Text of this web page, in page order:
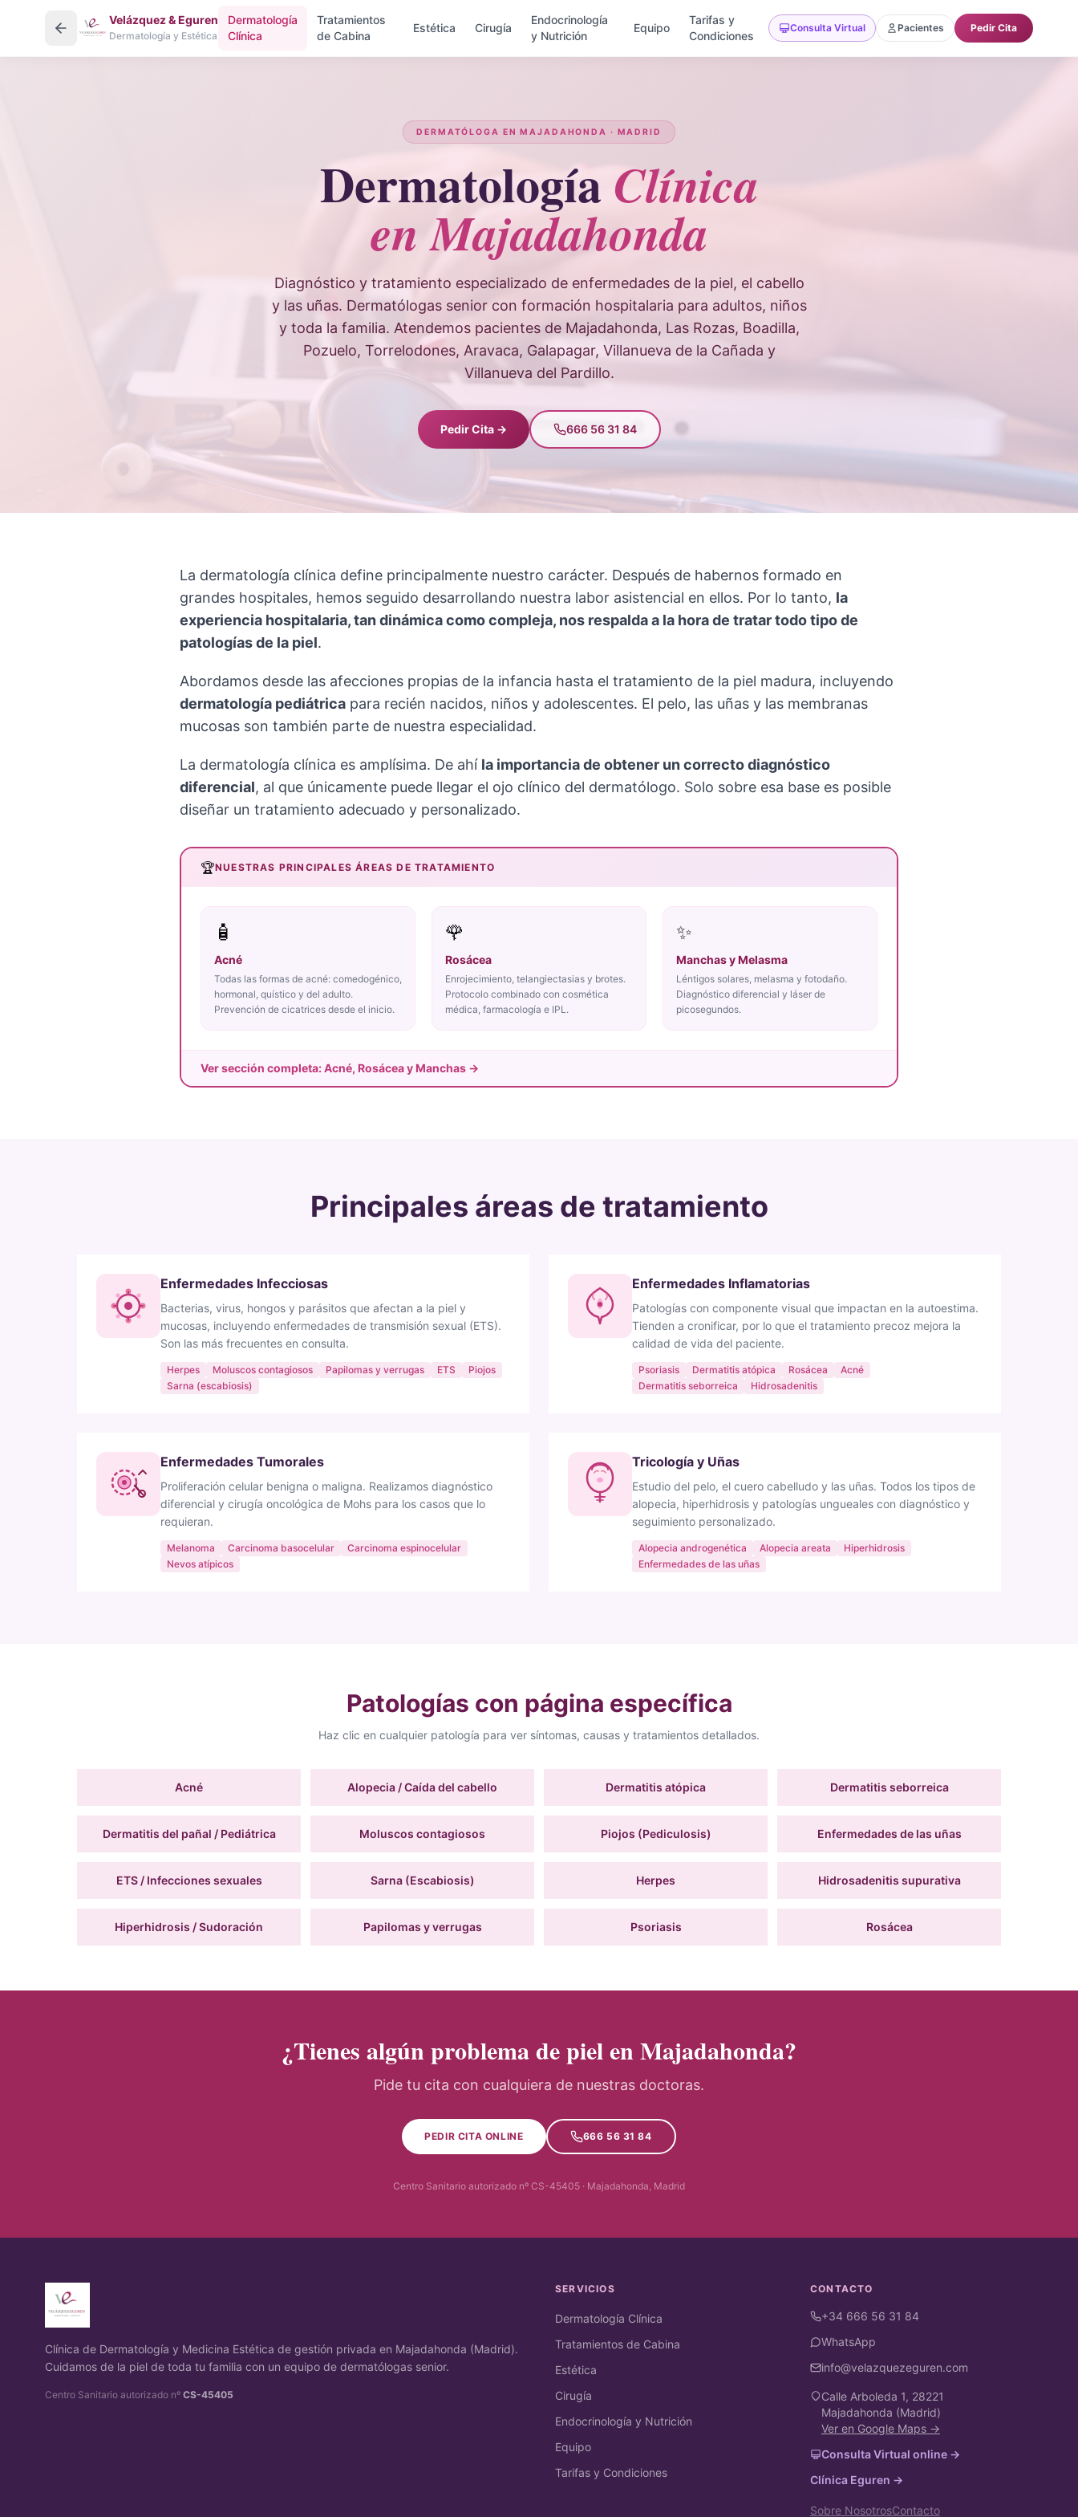
Velázquez & Eguren
Dermatología y Estética
Dermatología
Clínica
Tratamientos
de Cabina
Estética Cirugía
Endocrinología
y Nutrición
Equipo
Tarifas y
Condiciones
Consulta Virtual Pacientes Pedir Cita
DERMATÓLOGA EN MAJADAHONDA · MADRID
Dermatología Clínica
en Majadahonda
Diagnóstico y tratamiento especializado de enfermedades de la piel, el cabello
y las uñas. Dermatólogas senior con formación hospitalaria para adultos, niños
y toda la familia. Atendemos pacientes de Majadahonda, Las Rozas, Boadilla,
Pozuelo, Torrelodones, Aravaca, Galapagar, Villanueva de la Cañada y
Villanueva del Pardillo.
Pedir Cita → 666 56 31 84
La dermatología clínica define principalmente nuestro carácter. Después de habernos formado en
grandes hospitales, hemos seguido desarrollando nuestra labor asistencial en ellos. Por lo tanto, la
experiencia hospitalaria, tan dinámica como compleja, nos respalda a la hora de tratar todo tipo de
patologías de la piel.
Abordamos desde las afecciones propias de la infancia hasta el tratamiento de la piel madura, incluyendo
dermatología pediátrica para recién nacidos, niños y adolescentes. El pelo, las uñas y las membranas
mucosas son también parte de nuestra especialidad.
La dermatología clínica es amplísima. De ahí la importancia de obtener un correcto diagnóstico
diferencial, al que únicamente puede llegar el ojo clínico del dermatólogo. Solo sobre esa base es posible
diseñar un tratamiento adecuado y personalizado.
🏆NUESTRAS PRINCIPALES ÁREAS DE TRATAMIENTO
🧴
Acné
Todas las formas de acné: comedogénico,
hormonal, quístico y del adulto.
Prevención de cicatrices desde el inicio.
🌹
Rosácea
Enrojecimiento, telangiectasias y brotes.
Protocolo combinado con cosmética
médica, farmacología e IPL.
✨
Manchas y Melasma
Léntigos solares, melasma y fotodaño.
Diagnóstico diferencial y láser de
picosegundos.
Ver sección completa: Acné, Rosácea y Manchas →
Principales áreas de tratamiento
Enfermedades Infecciosas
Bacterias, virus, hongos y parásitos que afectan a la piel y
mucosas, incluyendo enfermedades de transmisión sexual (ETS).
Son las más frecuentes en consulta.
Herpes Moluscos contagiosos Papilomas y verrugas ETS
Piojos
Sarna (escabiosis)
Enfermedades Inflamatorias
Patologías con componente visual que impactan en la autoestima.
Tienden a cronificar, por lo que el tratamiento precoz mejora la
calidad de vida del paciente.
Psoriasis Dermatitis atópica Rosácea
Acné
Dermatitis seborreica
Hidrosadenitis
Enfermedades Tumorales
Proliferación celular benigna o maligna. Realizamos diagnóstico
diferencial y cirugía oncológica de Mohs para los casos que lo
requieran.
Melanoma Carcinoma basocelular
Carcinoma espinocelular
Nevos atípicos
Tricología y Uñas
Estudio del pelo, el cuero cabelludo y las uñas. Todos los tipos de
alopecia, hiperhidrosis y patologías ungueales con diagnóstico y
seguimiento personalizado.
Alopecia androgenética Alopecia areata
Hiperhidrosis
Enfermedades de las uñas
Patologías con página específica
Haz clic en cualquier patología para ver síntomas, causas y tratamientos detallados.
Acné Alopecia / Caída del cabello Dermatitis atópica Dermatitis seborreica
Dermatitis del pañal / Pediátrica Moluscos contagiosos Piojos (Pediculosis) Enfermedades de las uñas
ETS / Infecciones sexuales Sarna (Escabiosis) Herpes Hidrosadenitis supurativa
Hiperhidrosis / Sudoración Papilomas y verrugas Psoriasis Rosácea
¿Tienes algún problema de piel en Majadahonda?
Pide tu cita con cualquiera de nuestras doctoras.
PEDIR CITA ONLINE 666 56 31 84
Centro Sanitario autorizado nº CS-45405 · Majadahonda, Madrid
Clínica de Dermatología y Medicina Estética de gestión privada en Majadahonda (Madrid).
Cuidamos de la piel de toda tu familia con un equipo de dermatólogas senior.
Centro Sanitario autorizado nº CS-45405
SERVICIOS
Dermatología Clínica
Tratamientos de Cabina
Estética
Cirugía
Endocrinología y Nutrición
Equipo
Tarifas y Condiciones
CONTACTO
+34 666 56 31 84
WhatsApp
info@velazquezeguren.com
Calle Arboleda 1, 28221
Majadahonda (Madrid)
Ver en Google Maps →
Consulta Virtual online →
Clínica Eguren →
Sobre NosotrosContacto